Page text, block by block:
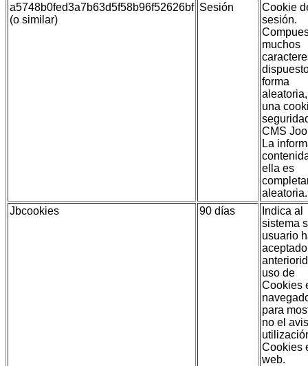
a5748b0fed3a7b63d5f58b96f52626bf
(o similar)
Sesión
Cookie
sesión.
muchos
forma
una
CMS
La
ella es
aleatoria.
Jbcookies
90 días
Indica al
sistema
usuario
uso de
Cookies
para
no el
Cookies
web.